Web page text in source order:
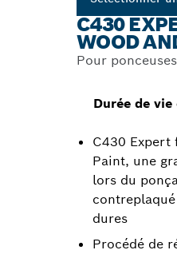
C430
WOOD
Pour
Durée de
C430 Expert
Paint, une
lors du
dures
Procédé de